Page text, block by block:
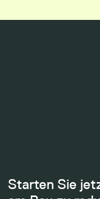
Starten Sie